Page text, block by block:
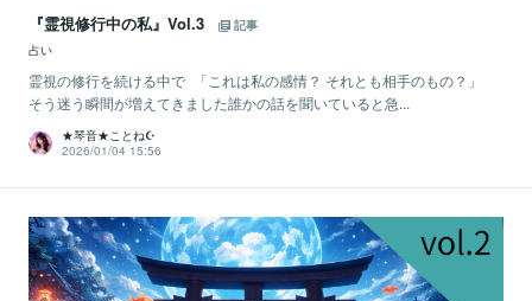
『霊視修行中の私』Vol.3
記事
占い
霊視の修行を続ける中で 「これは私の感情？ それとも相手のもの？」
そう迷う瞬間が増えてきました誰かの話を聞いていると急...
★琴音★ことね☪️
2026/01/04 15:56